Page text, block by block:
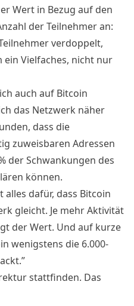
Wert in Bezug auf den
der Teilnehmer an:
verdoppelt,
Vielfaches, nicht nur
auch auf Bitcoin
das Netzwerk näher
dass die
zuweisbaren Adressen
der Schwankungen des
können.
alles dafür, dass Bitcoin
gleicht. Je mehr Aktivität
der Wert. Und auf kurze
wenigstens die 6.000-
stattfinden. Das